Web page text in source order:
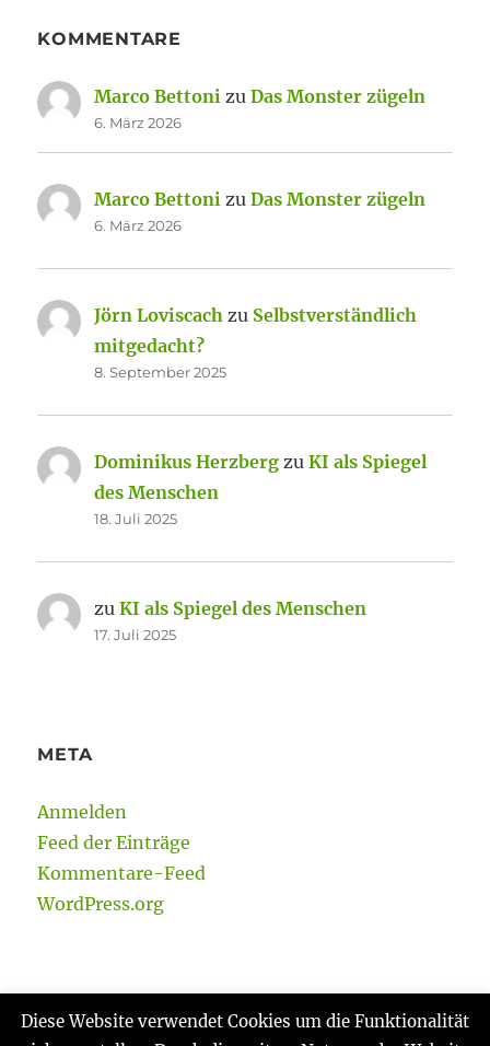
KOMMENTARE
Marco Bettoni zuDas Monster zügeln
6. März 2026
Marco Bettoni zuDas Monster zügeln
6. März 2026
Jörn Loviscach zu Selbstverständlich
mitgedacht?
8. September 2025
Dominikus Herzberg zuKI als Spiegel
des Menschen
18. Juli 2025
zuKI als Spiegel des Menschen
17. Juli 2025
META
Anmelden
Feed der Einträge
Kommentare-Feed
WordPress.org
Diese Website verwendet Cookies um die Funktionalität